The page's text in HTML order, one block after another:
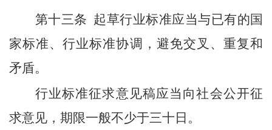
第十三条 起草行业标准应当与已有的国
家标准、行业标准协调，避免交叉、重复和
矛盾。
行业标准征求意见稿应当向社会公开征
求意见，期限一般不少于三十日。